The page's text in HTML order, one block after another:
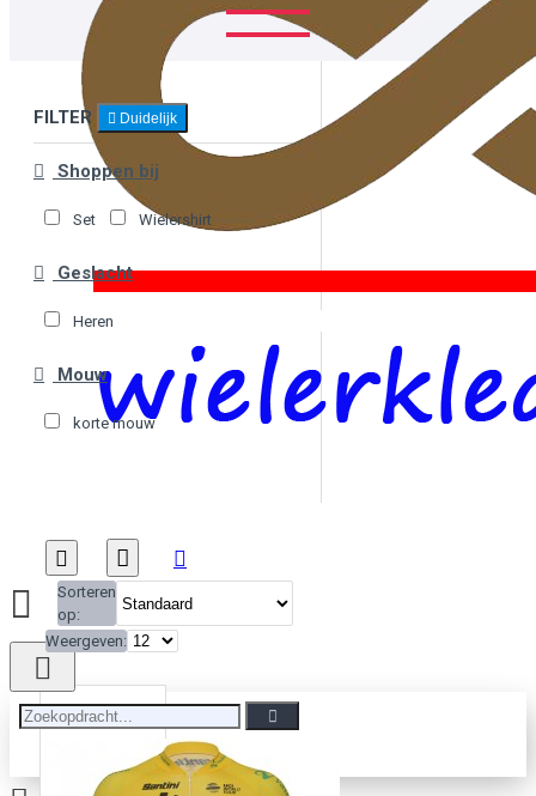
FILTER Duidelijk
Shoppen bij
Set Wielershirt
Geslacht
Heren
Mouw
korte mouw
Sorteren
op:
Weergeven: